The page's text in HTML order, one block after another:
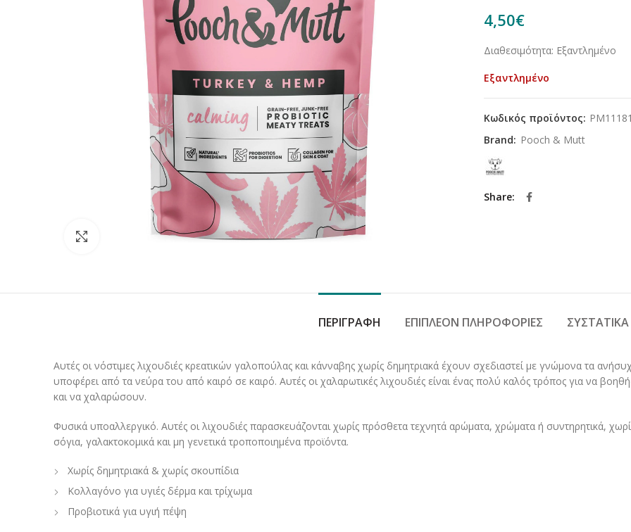
Κλικ για μεγέθυνση
4,50€
Διαθεσιμότητα: Εξαντλημένο
Εξαντλημένο
Κωδικός προϊόντος:
Brand: Pooch & Mutt
Share
ΠΕΡΙΓΡΑΦΉ ΕΠΙΠΛΈΟΝ ΠΛΗΡΟΦΟΡΊΕΣ ΣΥΣΤΑΤΙΚΆ
Αυτές οι νόστιμες λιχουδιές κρεατικών γαλοπούλας και κάνναβης χωρίς δημητριακά έχουν σχεδιαστεί με γνώμονα τα
υποφέρει από τα νεύρα του από καιρό σε καιρό. Αυτές οι χαλαρωτικές λιχουδιές είναι ένας πολύ καλός τρόπος για να
και να χαλαρώσουν.
Φυσικά υποαλλεργικό. Αυτές οι λιχουδιές παρασκευάζονται χωρίς πρόσθετα τεχνητά αρώματα, χρώματα ή συντηρητικά,
σόγια, γαλακτοκομικά και μη γενετικά τροποποιημένα προϊόντα.
Χωρίς δημητριακά & χωρίς σκουπίδια
Κολλαγόνο για υγιές δέρμα και τρίχωμα
Προβιοτικά για υγιή πέψη